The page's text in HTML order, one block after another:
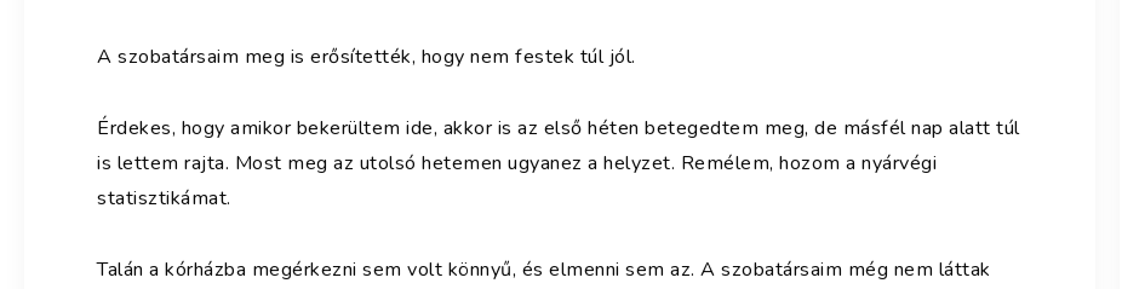
A szobatársaim meg is erősítették, hogy nem festek túl jól.
Érdekes, hogy amikor bekerültem ide, akkor is az első héten betegedtem meg, de másfél nap alatt túl
is lettem rajta. Most meg az utolsó hetemen ugyanez a helyzet. Remélem, hozom a nyárvégi
statisztikámat.
Talán a kórházba megérkezni sem volt könnyű, és elmenni sem az. A szobatársaim még nem láttak